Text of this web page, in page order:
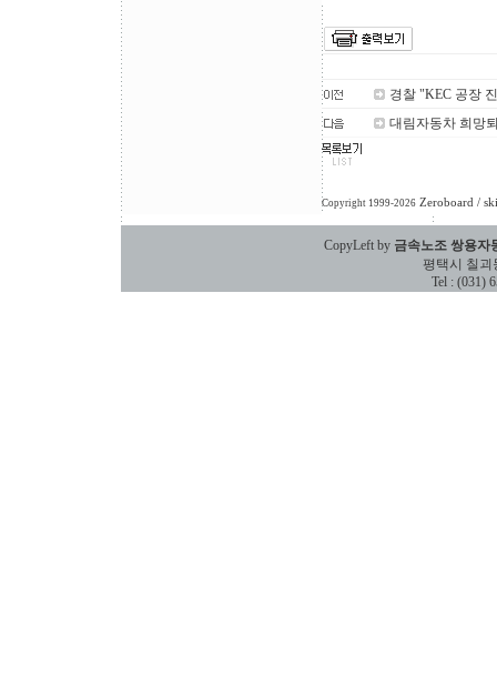
경찰 "KEC 공장
대림자동차 희망
Copyright 1999-2026 Zeroboard /
CopyLeft by 금속노조 쌍용자
평택시 칠괴동
Tel : (031)